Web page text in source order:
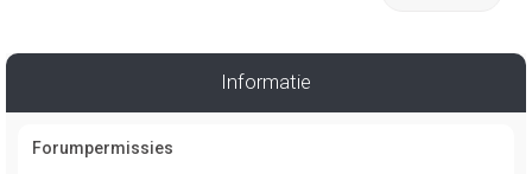
Informatie
Forumpermissies